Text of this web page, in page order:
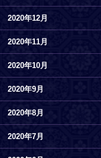
2020年12月
2020年11月
2020年10月
2020年9月
2020年8月
2020年7月